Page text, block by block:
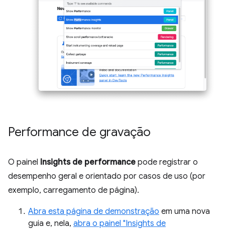
Performance de gravação
O painel Insights de performance pode registrar o
desempenho geral e orientado por casos de uso (por
exemplo, carregamento de página).
Abra esta página de demonstração em uma nova
guia e, nela, abra o painel "Insights de